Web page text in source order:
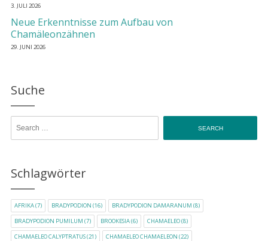
3. JULI 2026
Neue Erkenntnisse zum Aufbau von
Chamäleonzähnen
29. JUNI 2026
Suche
Schlagwörter
AFRIKA(7) BRADYPODION (16) BRADYPODION DAMARANUM (8)
BRADYPODION PUMILUM (7) BROOKESIA(6) CHAMAELEO(8)
CHAMAELEO CALYPTRATUS(21) CHAMAELEO CHAMAELEON (22)